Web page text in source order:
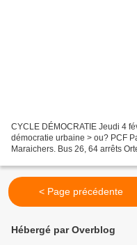
CYCLE DÉMOCRATIE Jeudi 4
démocratie urbaine > ou? PCF
Maraichers. Bus 26, 64 arrêts
< Page précédente
Hébergé par Overblog